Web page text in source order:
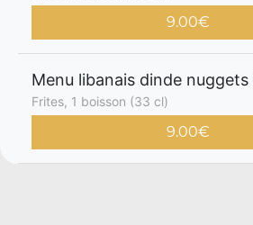
9.00€
Menu libanais dinde nuggets
Frites, 1 boisson (33 cl)
9.00€